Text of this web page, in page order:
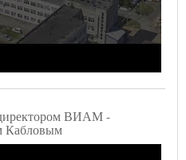
ВИАМ -
Кабловым